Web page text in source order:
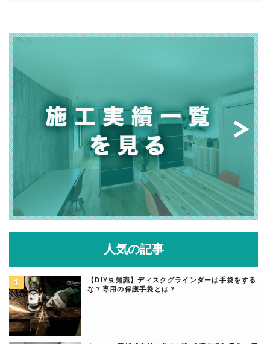
人気の記事
【DIY豆知識】ディスクグラインダーは手袋をする
な？専用の保護手袋とは？